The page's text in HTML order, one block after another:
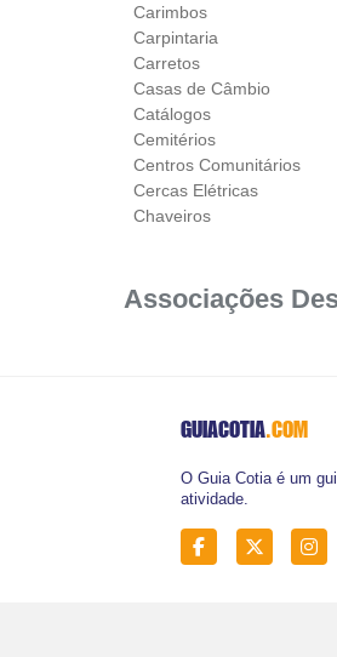
Carimbos
Carpintaria
Carretos
Casas de Câmbio
Catálogos
Cemitérios
Centros Comunitários
Cercas Elétricas
Chaveiros
Associações
GUIACOTIA.COM
O Guia Cotia é um
atividade.